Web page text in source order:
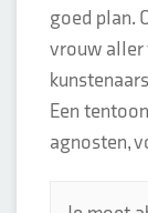
goed plan.
vrouw aller
Een
agnosten,